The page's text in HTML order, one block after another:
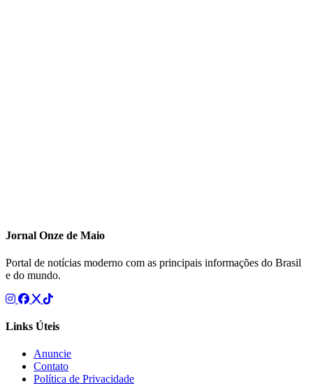
Jornal Onze de Maio
Portal de notícias moderno com as principais informações do Brasil
e do mundo.
Links Úteis
Anuncie
Contato
Política de Privacidade